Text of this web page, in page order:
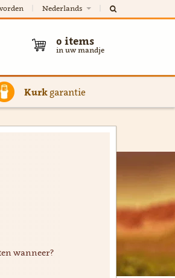
Nederlands
0 items
in uw mandje
Kurkgarantie
wanneer?